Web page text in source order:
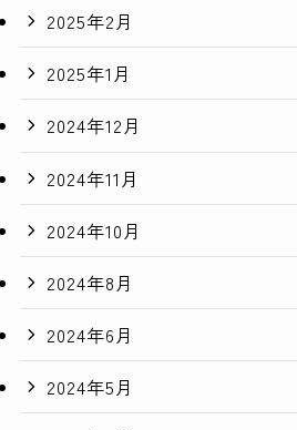
2025年2月
2025年1月
2024年12月
2024年11月
2024年10月
2024年8月
2024年6月
2024年5月